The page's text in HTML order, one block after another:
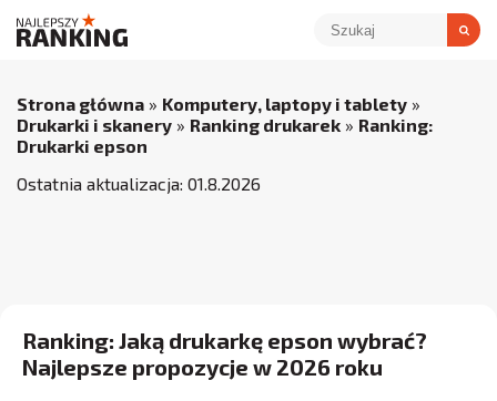
Strona główna » Komputery, laptopy i tablety »
Drukarki i skanery » Ranking drukarek » Ranking:
Drukarki epson
Ostatnia aktualizacja: 01.8.2026
Ranking: Jaką drukarkę epson wybrać?
Najlepsze propozycje w 2026 roku